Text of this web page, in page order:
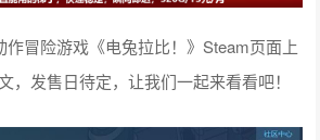
作冒险游戏《电兔拉比！》Steam页面上
，发售日待定，让我们一起来看看吧！